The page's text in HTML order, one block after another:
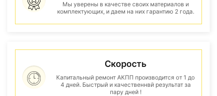
Мы уверены в качестве своих материалов и
комплектующих, и даем на них гарантию 2 года.
Скорость
Капитальный ремонт АКПП производится от 1 до
4 дней. Быстрый и качественнвй результат за
пару дней !